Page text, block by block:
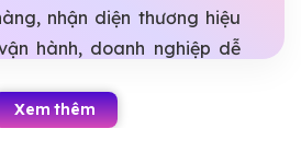
nhận diện thương hiệu
hành, doanh nghiệp dễ
quan trọng. Thiết kế
Xem thêm